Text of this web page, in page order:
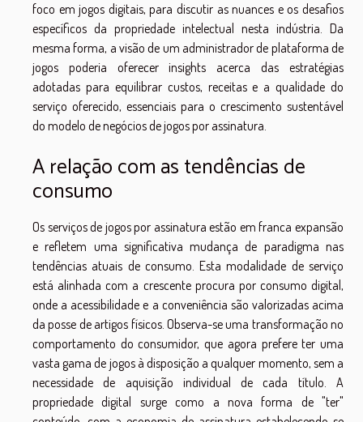
foco em jogos digitais, para discutir as nuances e os desafios
específicos da propriedade intelectual nesta indústria. Da
mesma forma, a visão de um administrador de plataforma de
jogos poderia oferecer insights acerca das estratégias
adotadas para equilibrar custos, receitas e a qualidade do
serviço oferecido, essenciais para o crescimento sustentável
do modelo de negócios de jogos por assinatura.
A relação com as tendências de
consumo
Os serviços de jogos por assinatura estão em franca expansão
e refletem uma significativa mudança de paradigma nas
tendências atuais de consumo. Esta modalidade de serviço
está alinhada com a crescente procura por consumo digital,
onde a acessibilidade e a conveniência são valorizadas acima
da posse de artigos físicos. Observa-se uma transformação no
comportamento do consumidor, que agora prefere ter uma
vasta gama de jogos à disposição a qualquer momento, sem a
necessidade de aquisição individual de cada título. A
propriedade digital surge como a nova forma de "ter"